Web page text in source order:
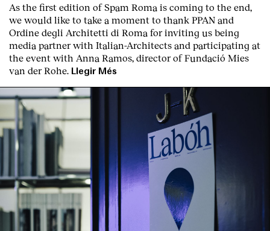
As the first edition ofSpam Roma is coming to the end,
we would like to take a moment to thank PPAN and
Ordine degli Architetti di Roma for inviting us being
media partner with Italian-Architects and participating at
the event with Anna Ramos, director ofFundació Mies
van der Rohe. Llegir Més